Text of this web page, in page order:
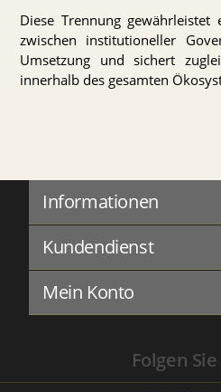
Diese Trennung
zwischen institutioneller
Umsetzung und sichert
innerhalb des gesamten
Informationen
Governance
Datenschutz
Nutzungsbedingungen
Kundendienst
Forum
Complaints Book
Mein Konto
Serviceanfrage
Folgen